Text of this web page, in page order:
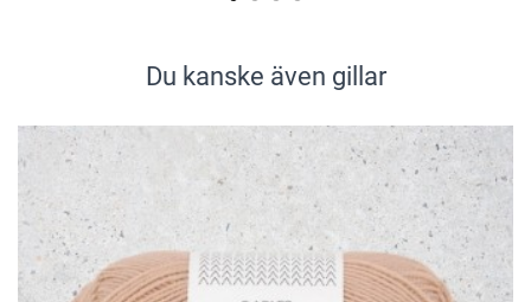
Du kanske även gillar